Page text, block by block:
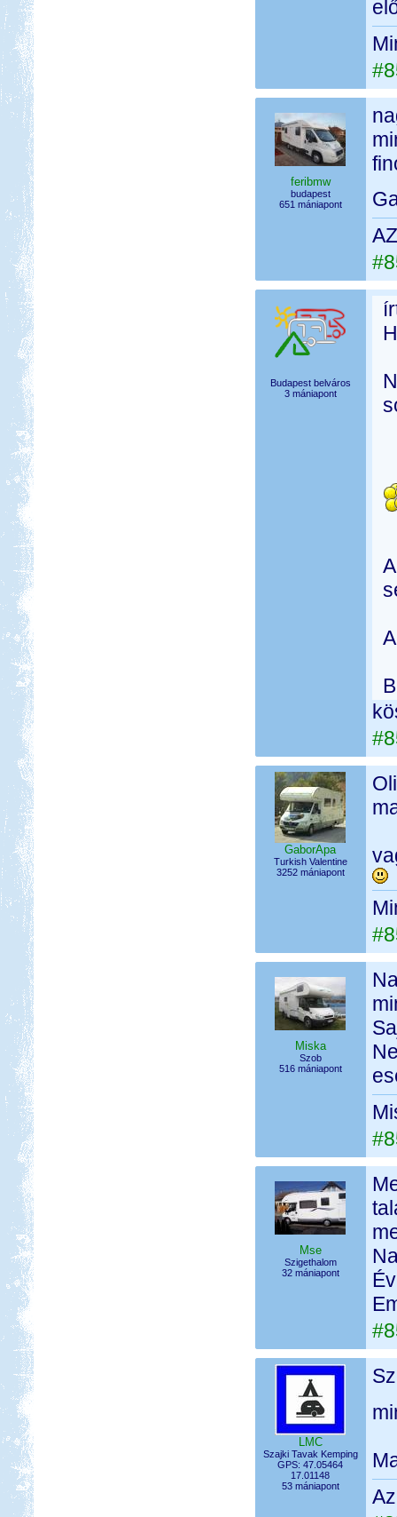
feribmw
budapest
651 mániapont
Budapest belváros
3 mániapont
GaborApa
Turkish Valentine
3252 mániapont
Miska
Szob
516 mániapont
Mse
Szigethalom
32 mániapont
LMC
Szajki Tavak Kemping
GPS: 47.05464
17.01148
53 mániapont